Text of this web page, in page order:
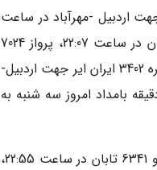
گزارش پرواز 722 ایران ایر جهت هامبورگ- فرودگاه امام (ره) و پرواز شماره 3402زجهت اردبیل -مهرآباد در ساعت
20:45، پرواز شماره 4048 زاگرس زاهدان -تهران در ساعت 22:05، پرواز 023 کاسپین مشهد- تهران در ساعت 22:07، پرواز 7024
کیش ایر کیش -تهران در ساعت 22:10، پرواز 6341 تابان مشهد -تهران در ساعت 22:13 پرواز شماره 3402 ایران ایر جهت اردبیل-
در ساعت 21:05 شامگاه دوشنبه و پرواز شماره 4056 زاگرس مشهد- تهران در ساعت 23 دقیقه بامداد امروز سه شنبه به
همچنین پس از مساعد شدن شرایط جوی تهران پروازهای شماره 4048 زاگرس در ساعت 22:50 و 6341 تابان در ساعت 22:55،